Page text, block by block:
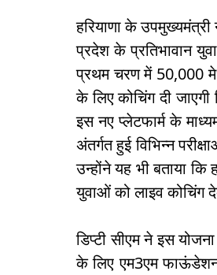
हरियाणा के
प्रदेश के प्रतिभावान
प्रथम चरण में 50,000
के लिए कोचिंग दी
इस नए प्लेटफार्म के
अंतर्गत हुई विभिन्न
उन्होंने यह भी बताया कि
युवाओं को लाइव कोचिंग
डिप्टी सीएम ने इस
के लिए एम3एम फाऊंडेशन